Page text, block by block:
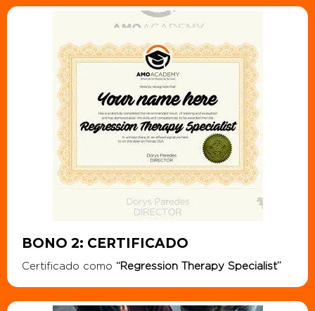
BONO 2: CERTIFICADO
Certificado como “Regression Therapy Specialist”